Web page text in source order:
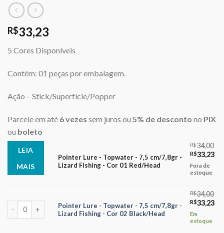
R$33,23
5 Cores Disponíveis
Contém: 01 peças por embalagem.
Ação – Stick/Superfície/Popper
Parcele em até 6 vezes sem juros ou 5% de desconto no PIX
ou boleto
LEIA
MAIS
Pointer Lure - Topwater - 7,5 cm/7,8gr -
Lizard Fishing - Cor 01 Red/Head
R$34,00
O
preço
original
R$34,00.
R$33,23O
Fora de
estoque
Pointer Lure - Topwater - 7,5 cm/7,8gr - Lizard Fishing - Cor 02
Pointer Lure - Topwater - 7,5 cm/7,8gr -
Lizard Fishing - Cor 02 Black/Head
R$34,00
O
preço
original
R$33,23O
Em
estoque